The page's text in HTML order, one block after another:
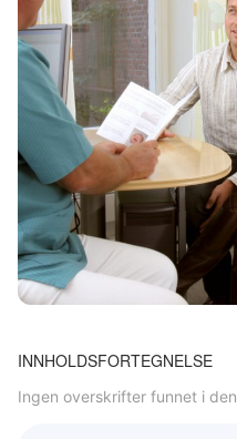
INNHOLDSFORTEGNELSE
Ingen overskrifter funnet i